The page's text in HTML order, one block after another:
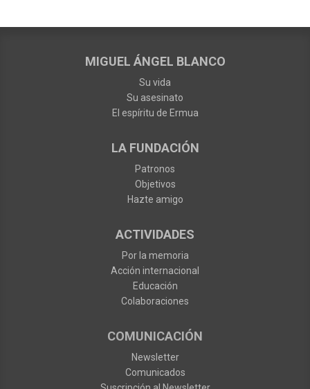
MIGUEL ÁNGEL BLANCO
Su vida
Su asesinato
El espíritu de Ermua
LA FUNDACIÓN
Patronos
Objetivos
Hazte amigo
ACTIVIDADES
Por la memoria
Acción internacional
Educación
Colaboraciones
COMUNICACIÓN
Newsletter
Comunicados